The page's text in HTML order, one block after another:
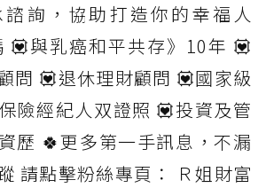
詢，協助打造你的幸福人
💟與乳癌和平共存》10年 💟
問 💟退休理財顧問 💟國家級
險經紀人双證照 💟投資及管
歷 🍀更多第一手訊息，不漏
請點擊粉絲專頁： Ｒ姐財富